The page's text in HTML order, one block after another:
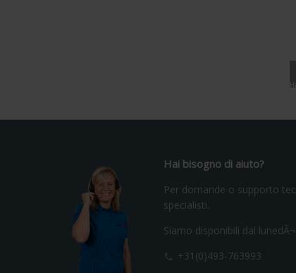
Hai bisogno di aiuto?
Per domande o supporto
specialisti.
Siamo disponibili dal
+31(0)493-763993